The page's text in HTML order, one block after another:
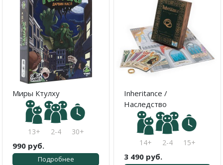
Миры Ктулху
13+ 2-4 30+
990 руб.
Подробнее
Inheritance /
Наследство
14+ 2-4 15+
3 490 руб.